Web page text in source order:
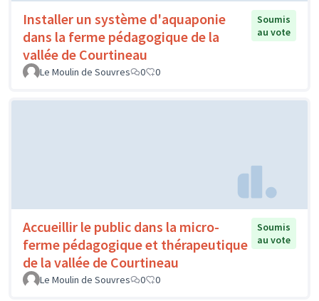
Installer un système d'aquaponie
dans la ferme pédagogique de la
vallée de Courtineau
Soumis
au vote
Le Moulin de Souvres 0 0
Accueillir le public dans la micro-
ferme pédagogique et thérapeutique
de la vallée de Courtineau
Soumis
au vote
Le Moulin de Souvres 0 0